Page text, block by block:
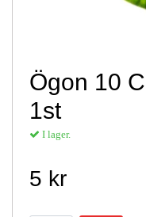
Ögon 10
1st
I lager.
5 kr